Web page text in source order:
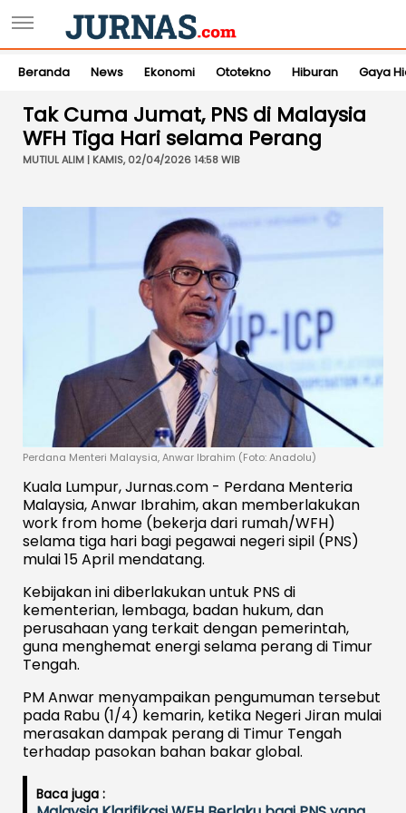
Beranda News Ekonomi Ototekno Hiburan Gaya
Tak Cuma Jumat, PNS di Malaysia
WFH Tiga Hari selama Perang
MUTIUL ALIM | KAMIS, 02/04/2026 14:58 WIB
Perdana Menteri Malaysia, Anwar Ibrahim (Foto: Anadolu)
Kuala Lumpur, Jurnas.com - Perdana Menteria
Malaysia, Anwar Ibrahim, akan memberlakukan
work from home (bekerja dari rumah/WFH)
selama tiga hari bagi pegawai negeri sipil (PNS)
mulai 15 April mendatang.
Kebijakan ini diberlakukan untuk PNS di
kementerian, lembaga, badan hukum, dan
perusahaan yang terkait dengan pemerintah,
guna menghemat energi selama perang di Timur
Tengah.
PM Anwar menyampaikan pengumuman tersebut
pada Rabu (1/4) kemarin, ketika Negeri Jiran mulai
merasakan dampak perang di Timur Tengah
terhadap pasokan bahan bakar global.
Baca juga :